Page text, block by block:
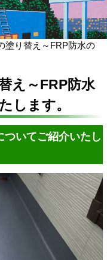
塗り替え～FRP防水の
え～FRP防水
します。
いてご紹介いたし